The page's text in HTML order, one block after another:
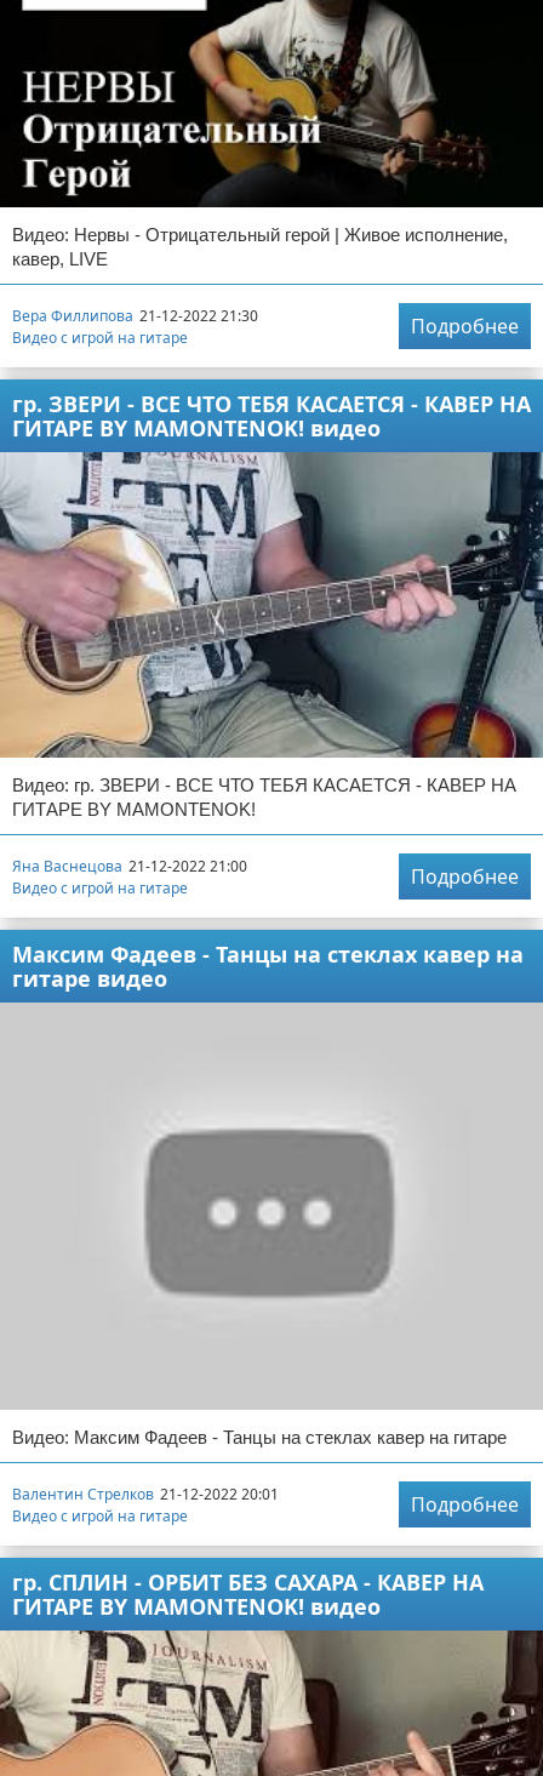
Видео: Нервы - Отрицательный герой | Живое исполнение,
кавер, LIVE
Вера Филлипова 21-12-2022 21:30
Видео с игрой на гитаре
Подробнее
гр. ЗВЕРИ - ВСЕ ЧТО ТЕБЯ КАСАЕТСЯ - КАВЕР НА
ГИТАРЕ BY MAMONTENOK! видео
Видео: гр. ЗВЕРИ - ВСЕ ЧТО ТЕБЯ КАСАЕТСЯ - КАВЕР НА
ГИТАРЕ BY MAMONTENOK!
Яна Васнецова 21-12-2022 21:00
Видео с игрой на гитаре
Подробнее
Максим Фадеев - Танцы на стеклах кавер на
гитаре видео
Видео: Максим Фадеев - Танцы на стеклах кавер на гитаре
Валентин Стрелков 21-12-2022 20:01
Видео с игрой на гитаре
Подробнее
гр. СПЛИН - ОРБИТ БЕЗ САХАРА - КАВЕР НА
ГИТАРЕ BY MAMONTENOK! видео